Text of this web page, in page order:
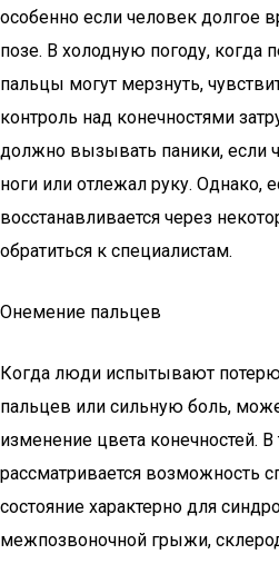
особенно если человек долгое
позе. В холодную погоду, когда
пальцы могут мерзнуть,
контроль над конечностями
должно вызывать паники, если
ноги или отлежал руку. Однако,
восстанавливается через
обратиться к специалистам.
Онемение пальцев
Когда люди испытывают потерю
пальцев или сильную боль,
изменение цвета конечностей. В
рассматривается возможность
состояние характерно для
межпозвоночной грыжи,